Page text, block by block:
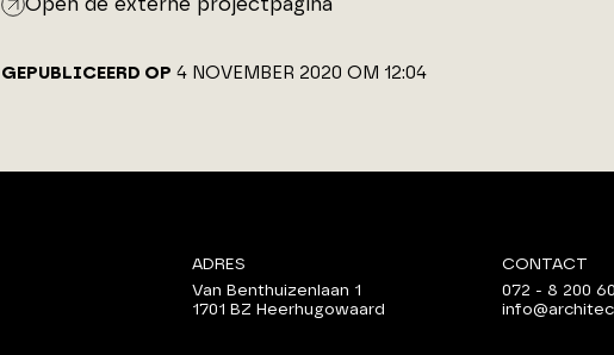
Open de externe projectpagina
GEPUBLICEERD OP 4 NOVEMBER 2020 OM 12:04
ADRES
Van Benthuizenlaan 1
1701 BZ Heerhugowaard
CONTACT
072 - 8 200